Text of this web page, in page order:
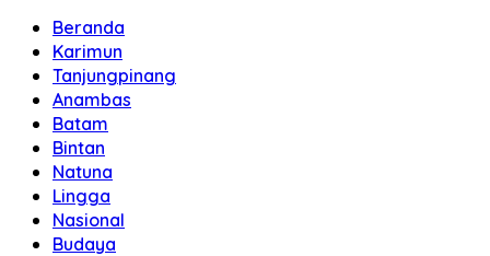
Beranda
Karimun
Tanjungpinang
Anambas
Batam
Bintan
Natuna
Lingga
Nasional
Budaya